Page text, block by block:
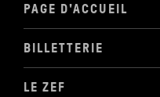
PAGE D'ACCUEIL
BILLETTERIE
LE ZEF